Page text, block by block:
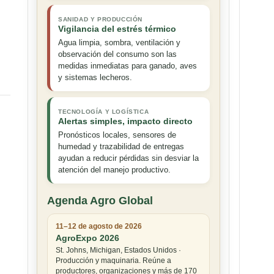
SANIDAD Y PRODUCCIÓN
Vigilancia del estrés térmico
Agua limpia, sombra, ventilación y
observación del consumo son las
medidas inmediatas para ganado, aves
y sistemas lecheros.
TECNOLOGÍA Y LOGÍSTICA
Alertas simples, impacto directo
Pronósticos locales, sensores de
humedad y trazabilidad de entregas
ayudan a reducir pérdidas sin desviar la
atención del manejo productivo.
Agenda Agro Global
11–12 de agosto de 2026
AgroExpo 2026
St. Johns, Michigan, Estados Unidos ·
Producción y maquinaria. Reúne a
productores, organizaciones y más de 170